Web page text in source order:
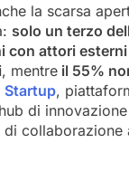
la scarsa
solo un terzo
con attori esterni
, mentre il 55%
Startup,
di
di collaborazione